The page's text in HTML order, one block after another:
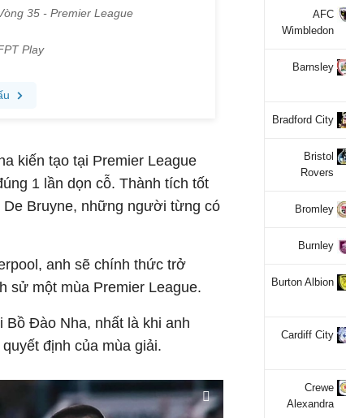
kiến tạo tại Premier League
1 lần dọn cỗ. Thành tích tốt
De Bruyne, những người từng có
anh sẽ chính thức trở
sử một mùa Premier League.
Đào Nha, nhất là khi anh
định của mùa giải.
AFC
Wimbledon
Barnsley
Bradford City
Bristol
Rovers
Bromley
Burnley
Burton Albion
Cardiff City
Crewe
Alexandra